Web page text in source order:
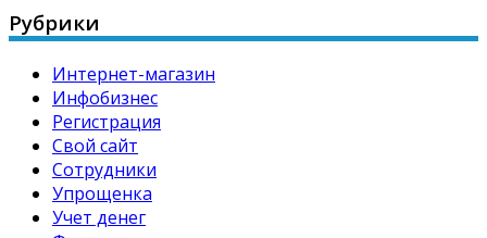
Рубрики
Интернет-магазин
Инфобизнес
Регистрация
Свой сайт
Сотрудники
Упрощенка
Учет денег